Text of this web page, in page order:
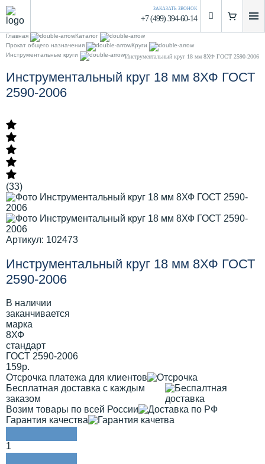
ЗАКАЗАТЬ ЗВОНОК
+7 (499) 394-60-14
Главная
Каталог
Прокат общего назначения
Круги
Инструментальные круги
Инструментальный круг 18 мм 8ХФ ГОСТ 2590-2006
Инструментальный круг 18 мм 8ХФ ГОСТ
2590-2006
(33)
Артикул: 102473
Инструментальный круг 18 мм 8ХФ ГОСТ
2590-2006
В наличии
заканчивается
марка
8ХФ
стандарт
ГОСТ 2590-2006
159р.
Отсрочка платежа для клиентов
Бесплатная доставка с каждым
заказом
Возим товары по всей России
Гарантия качества
1